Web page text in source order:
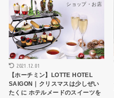
ショップ・お店
2021.12.01
【ホーチミン】LOTTE HOTEL
SAIGON｜クリスマスは少しぜい
たくに ホテルメードのスイーツを